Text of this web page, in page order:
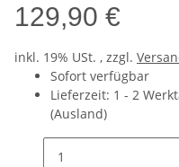
129,90 €
inkl. 19% USt. , zzgl.
Sofort verfügbar
Lieferzeit: 1 - 2
(Ausland)